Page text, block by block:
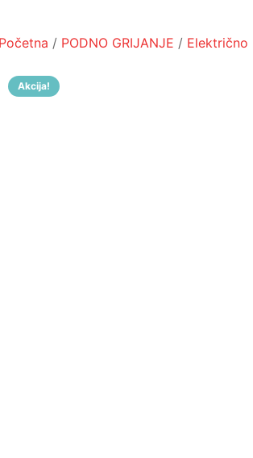
Početna / PODNO GRIJANJE / Električno
Akcija!